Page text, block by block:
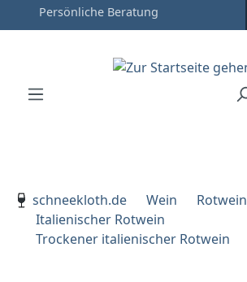
Zum Hauptinhalt springen
Zur Hauptnavigation springen
schneekloth.de
Wein
Rotwein
Italienischer Rotwein
Trockener italienischer Rotwein